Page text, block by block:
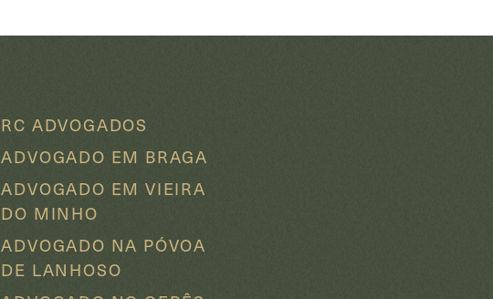
RC ADVOGADOS
ADVOGADO EM BRAGA
ADVOGADO EM VIEIRA
DO MINHO
ADVOGADO NA PÓVOA
DE LANHOSO